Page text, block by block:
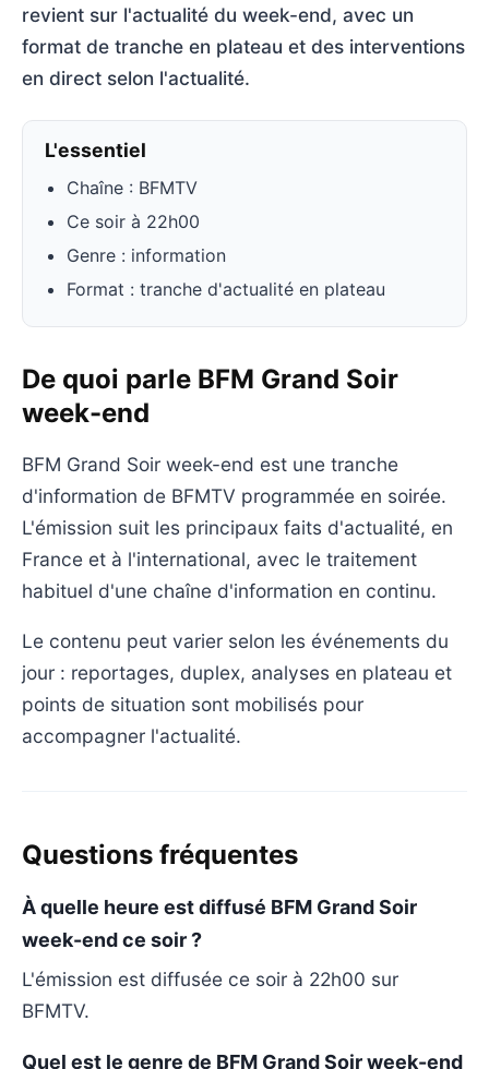
revient sur l'actualité du week-end, avec un
format de tranche en plateau et des interventions
en direct selon l'actualité.
L'essentiel
Chaîne : BFMTV
Ce soir à 22h00
Genre : information
Format : tranche d'actualité en plateau
De quoi parle BFM Grand Soir
week-end
BFM Grand Soir week-end est une tranche
d'information de BFMTV programmée en soirée.
L'émission suit les principaux faits d'actualité, en
France et à l'international, avec le traitement
habituel d'une chaîne d'information en continu.
Le contenu peut varier selon les événements du
jour : reportages, duplex, analyses en plateau et
points de situation sont mobilisés pour
accompagner l'actualité.
Questions fréquentes
À quelle heure est diffusé BFM Grand Soir
week-end ce soir ?
L'émission est diffusée ce soir à 22h00 sur
BFMTV.
Quel est le genre de BFM Grand Soir week-end